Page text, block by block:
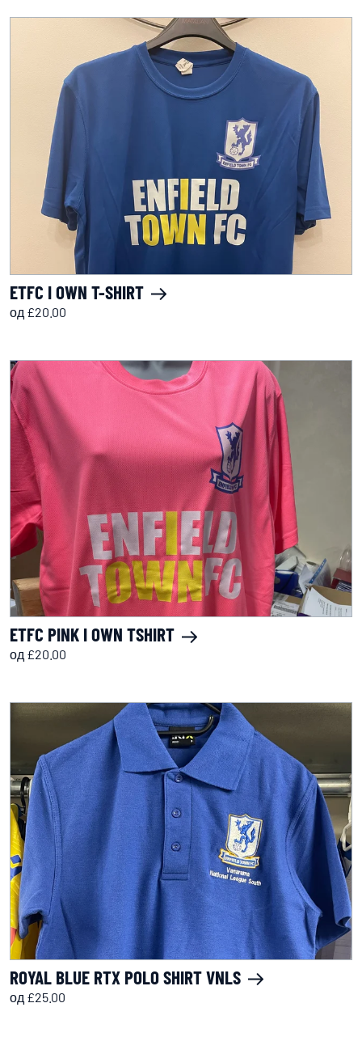
ETFC I OWN T-SHIRT
од £20.00
ETFC PINK I OWN TSHIRT
од £20.00
ROYAL BLUE RTX POLO SHIRT VNLS
од £25.00